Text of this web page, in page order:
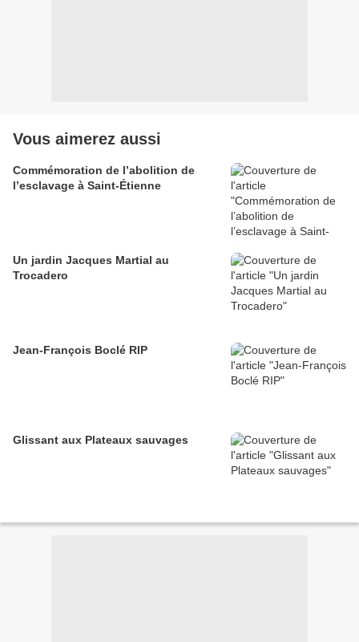
Vous aimerez aussi
Commémoration de l’abolition de
l’esclavage à Saint-Étienne
Un jardin Jacques Martial au
Trocadero
Jean-François Boclé RIP
Glissant aux Plateaux sauvages